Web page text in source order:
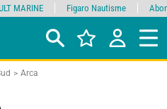
Arca
MARINE Figaro Nautisme